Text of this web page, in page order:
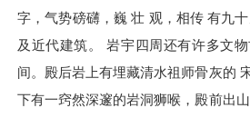
字，气势磅礴，巍 壮 观，相传 有九
及近代建筑。 岩宇四周还有许多文
间。殿后岩上有埋藏清水祖师骨灰的
下有一窍然深邃的岩洞狮喉，殿前出